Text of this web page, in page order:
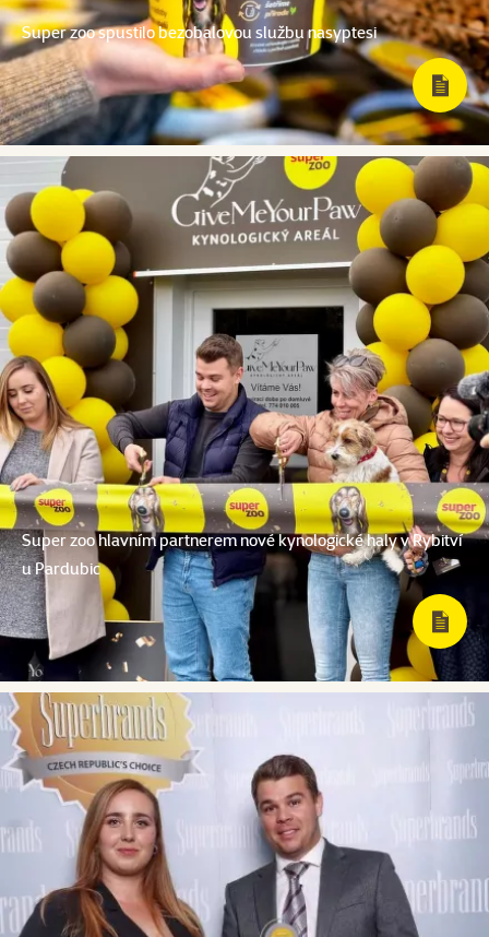
Super zoo spustilo bezobalovou službu nasyptesi
Super zoo hlavním partnerem nové kynologické haly v Rybitví
u Pardubic